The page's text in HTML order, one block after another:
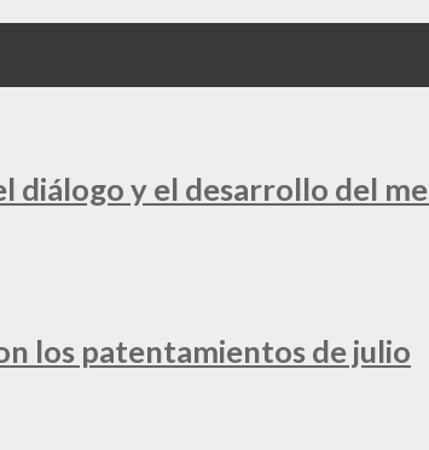
diálogo y el desarrollo del
los patentamientos de julio